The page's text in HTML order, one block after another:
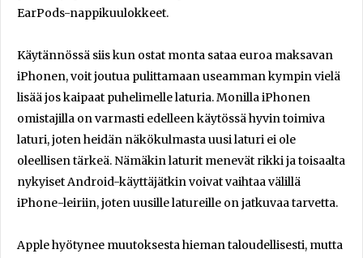
EarPods-nappikuulokkeet.
Käytännössä siis kun ostat monta sataa euroa maksavan
iPhonen, voit joutua pulittamaan useamman kympin vielä
lisää jos kaipaat puhelimelle laturia. Monilla iPhonen
omistajilla on varmasti edelleen käytössä hyvin toimiva
laturi, joten heidän näkökulmasta uusi laturi ei ole
oleellisen tärkeä. Nämäkin laturit menevät rikki ja toisaalta
nykyiset Android-käyttäjätkin voivat vaihtaa välillä
iPhone-leiriin, joten uusille latureille on jatkuvaa tarvetta.
Apple hyötynee muutoksesta hieman taloudellisesti, mutta